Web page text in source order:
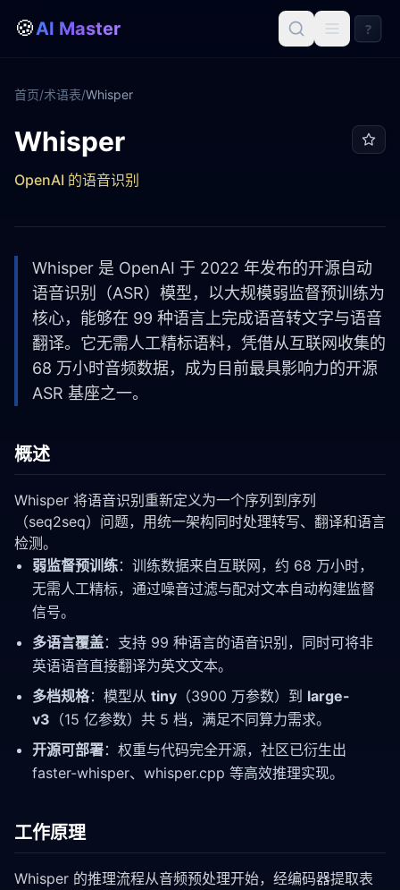
🍪AI Master ?
首页/术语表/Whisper
Whisper
Whisper
OpenAI 的语音识别
Whisper 是 OpenAI 于 2022 年发布的开源自动
语音识别（ASR）模型，以大规模弱监督预训练为
核心，能够在 99 种语言上完成语音转文字与语音
翻译。它无需人工精标语料，凭借从互联网收集的
68 万小时音频数据，成为目前最具影响力的开源
ASR 基座之一。
概述
Whisper 将语音识别重新定义为一个序列到序列
（seq2seq）问题，用统一架构同时处理转写、翻译和语言
检测。
弱监督预训练：训练数据来自互联网，约 68 万小时，
无需人工精标，通过噪音过滤与配对文本自动构建监督
信号。
多语言覆盖：支持 99 种语言的语音识别，同时可将非
英语语音直接翻译为英文文本。
多档规格：模型从 tiny （3900 万参数）到 large-
v3 （15 亿参数）共 5 档，满足不同算力需求。
开源可部署：权重与代码完全开源，社区已衍生出
faster-whisper、whisper.cpp 等高效推理实现。
工作原理
Whisper 的推理流程从音频预处理开始，经编码器提取表